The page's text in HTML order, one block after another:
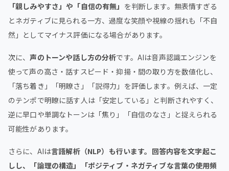
「親しみやすさ」や「自信の有無」 を判断します。無表情すぎる
とネガティブに見られる一方、過度な笑顔や視線の揺れも「不自
然」としてマイナス評価になる場合があります。
次に、声のトーンや話し方の分析です。AIは音声認識エンジンを
使って声の高さ・話すスピード・抑揚・間の取り方を数値化し、
「落ち着き」「明瞭さ」「説得力」を評価します。例えば、一定
のテンポで明瞭に話す人は「安定している」と判断されやすく、
逆に早口や単調なトーンは「焦り」「自信のなさ」と捉えられる
可能性があります。
さらに、AIは言語解析（NLP）も行います。回答内容を文字起こ
しし、「論理の構造」「ポジティブ・ネガティブな言葉の使用頻